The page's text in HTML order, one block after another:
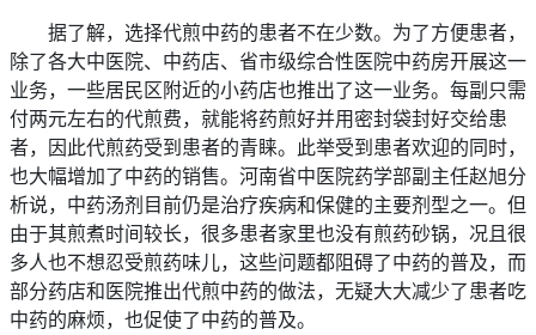
据了解，选择代煎中药的患者不在少数。为了方便患者，
除了各大中医院、中药店、省市级综合性医院中药房开展这一
业务，一些居民区附近的小药店也推出了这一业务。每副只需
付两元左右的代煎费，就能将药煎好并用密封袋封好交给患
者，因此代煎药受到患者的青睐。此举受到患者欢迎的同时，
也大幅增加了中药的销售。河南省中医院药学部副主任赵旭分
析说，中药汤剂目前仍是治疗疾病和保健的主要剂型之一。但
由于其煎煮时间较长，很多患者家里也没有煎药砂锅，况且很
多人也不想忍受煎药味儿，这些问题都阻碍了中药的普及，而
部分药店和医院推出代煎中药的做法，无疑大大减少了患者吃
中药的麻烦，也促使了中药的普及。